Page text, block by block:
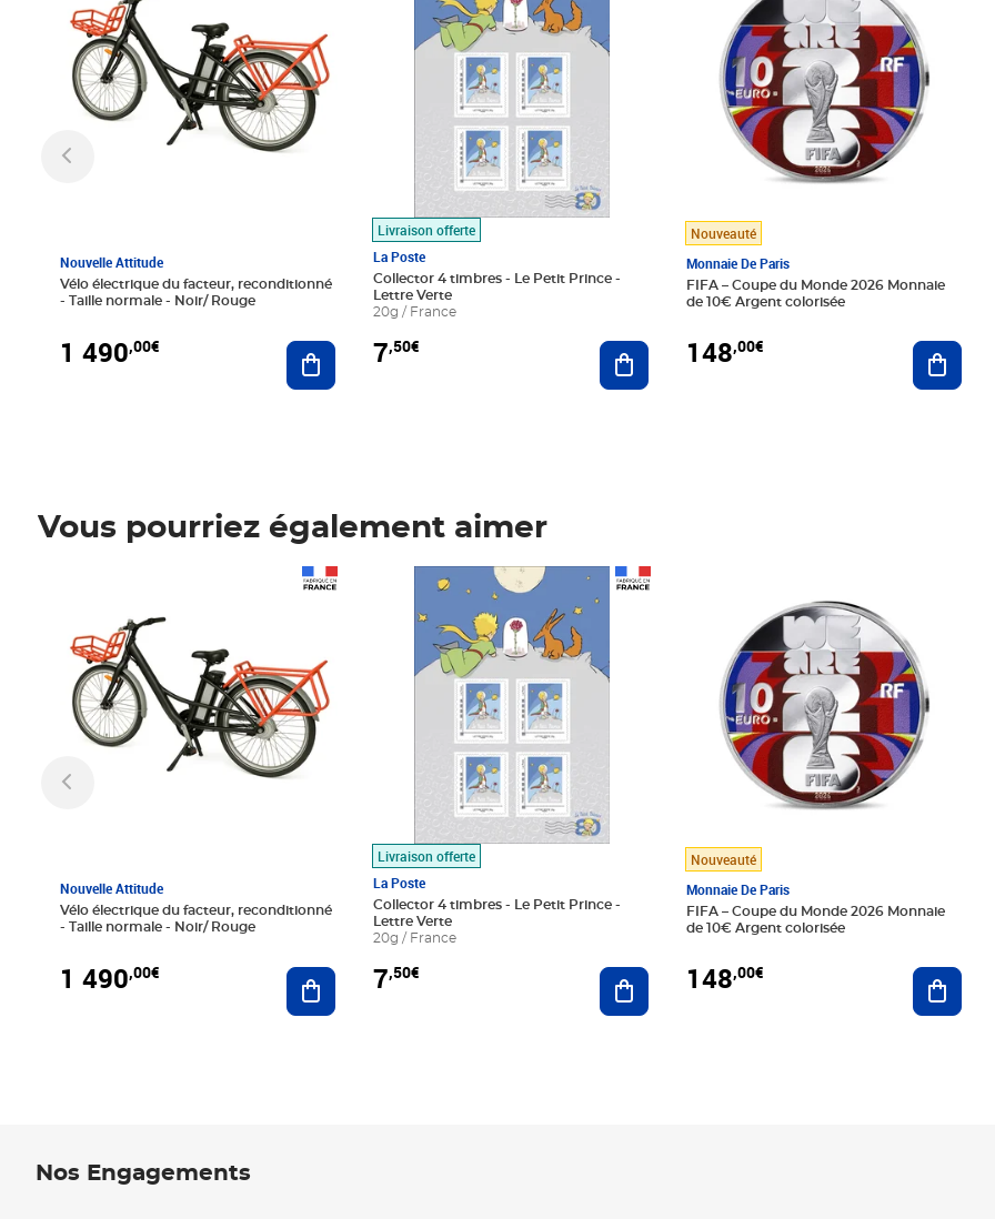
Nouvelle Attitude
Vélo électrique du facteur, reconditionné
- Taille normale - Noir/ Rouge
1 490,00€ Ajouter au panier
Livraison offerte
La Poste
Collector 4 timbres - Le Petit Prince -
Lettre Verte
20g / France
7,50€ Ajouter au panier
Nouveauté
Monnaie De Paris
FIFA – Coupe du Monde 2026 Monnaie
de 10€ Argent colorisée
148,00€
Vous pourriez également aimer
Nouvelle Attitude
Vélo électrique du facteur, reconditionné
- Taille normale - Noir/ Rouge
1 490,00€ Ajouter au panier
Livraison offerte
La Poste
Collector 4 timbres - Le Petit Prince -
Lettre Verte
20g / France
7,50€
Prix 7,50€
Ajouter au panier
Nouveauté
Monnaie De Paris
FIFA – Coupe du Monde 2026 Monnaie
de 10€ Argent colorisée
148,00€
Nos Engagements